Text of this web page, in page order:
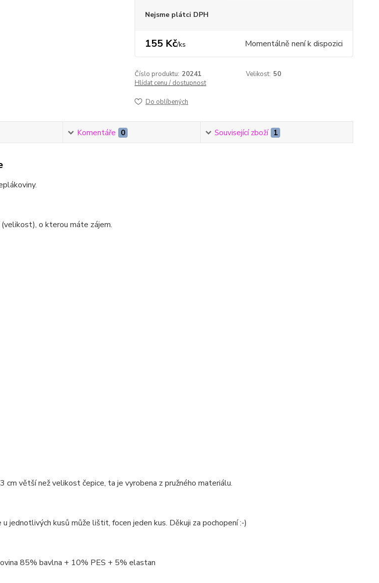
Nejsme plátci DPH
155 Kč/ks Momentálně není k dispozici
Číslo produktu: 20241 Velikost: 50
Hlídat cenu / dostupnost
Do oblíbených
Komentáře 0 Související zboží 1
o kterou máte zájem.
cm větší než velikost čepice, ta je vyrobena z pružného materiálu.
jednotlivých kusů může lištit, focen jeden kus. Děkuji za pochopení :-)
85% bavlna + 10% PES + 5% elastan